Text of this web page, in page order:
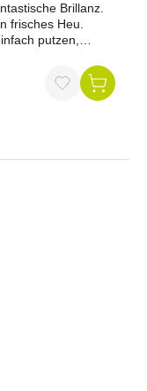
Brillanz.
frisches Heu.
putzen,
Staub und Schmutz
mit Fellglanz-
Pflege. Ihr
in glänzender